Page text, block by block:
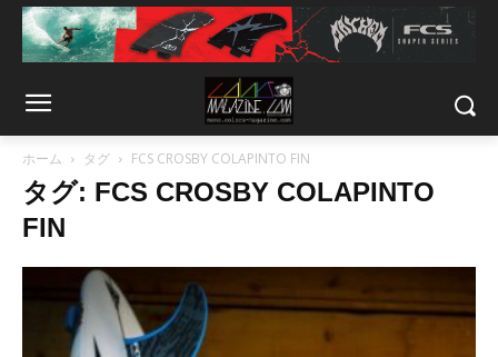
ホーム タグ FCS CROSBY COLAPINTO FIN
タグ: FCS CROSBY COLAPINTO
FIN